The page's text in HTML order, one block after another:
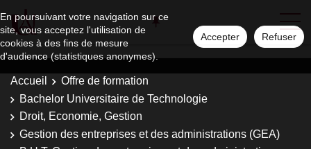
En poursuivant votre navigation sur ce
site, vous acceptez l'utilisation de
cookies à des fins de mesure
d'audience (statistiques anonymes).
Accepter Refuser
Accueil
Offre de formation
Bachelor Universitaire de Technologie
Droit, Economie, Gestion
Gestion des entreprises et des administrations (GEA)